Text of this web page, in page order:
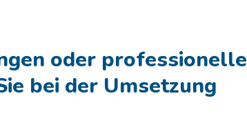
oder professionelle
bei der Umsetzung